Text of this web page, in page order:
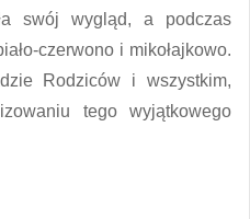
swój wygląd, a podczas
czerwono i mikołajkowo.
Rodziców i wszystkim,
tego wyjątkowego